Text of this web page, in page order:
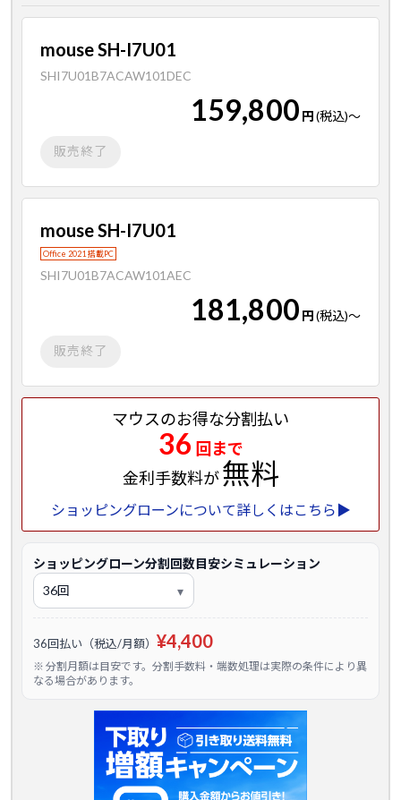
mouse SH-I7U01
SHI7U01B7ACAW101DEC
159,800 円(税込)～
販売終了
mouse SH-I7U01
Office 2021 搭載PC
SHI7U01B7ACAW101AEC
181,800 円(税込)～
販売終了
マウスのお得な分割払い
36 回まで
金利手数料が無料
ショッピングローンについて詳しくはこちら▶
ショッピングローン分割回数目安シミュレーション
36回払い（税込/月額） ¥4,400
※ 分割月額は目安です。分割手数料・端数処理は実際の条件により異
なる場合があります。